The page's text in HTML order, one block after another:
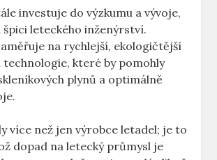
‍investuje do výzkumu a ⁢vývoje,
‌špici leteckého⁤ inženýrství.
na rychlejší, ekologičtější
technologie, ‌které by pomohly
plynů a optimálně
více než⁣ jen⁤ výrobce letadel;​ je to
dopad na ⁢letecký průmysl je